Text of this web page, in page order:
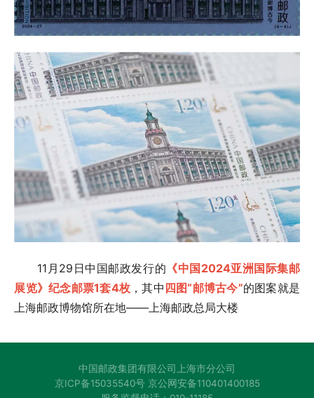
11月29日中国邮政发行的 《中国2024亚洲国际集邮
展览》纪念邮票1套4枚 ，其中 四图“邮博古今”的图案就是
上海邮政博物馆所在地——上海邮政总局大楼
中国邮政集团有限公司上海市分公司
京ICP备15035540号 京公网安备110401400185